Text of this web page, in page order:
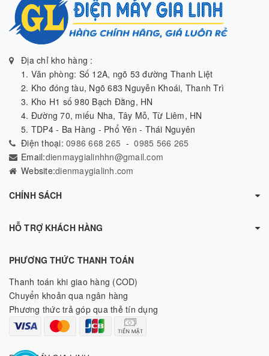
Địa chỉ kho hàng :
1. Văn phòng: Số 12A, ngõ 53 đường Thanh Liệt
2. Kho đóng tàu, Ngõ 683 Nguyễn Khoái, Thanh Trì
3. Kho H1 số 980 Bạch Đằng, HN
4. Đường 70, miếu Nha, Tây Mỗ, Từ Liêm, HN
5. TDP4 - Ba Hàng - Phổ Yên - Thái Nguyên
Điện thoại: 0986 668 265 -0985 566 265
Email:dienmaygialinhhn@gmail.com
Website:dienmaygialinh.com
CHÍNH SÁCH
HỖ TRỢ KHÁCH HÀNG
PHƯƠNG THỨC THANH TOÁN
Thanh toán khi giao hàng (COD)
Chuyển khoản qua ngân hàng
Phương thức trả góp qua thẻ tín dụng